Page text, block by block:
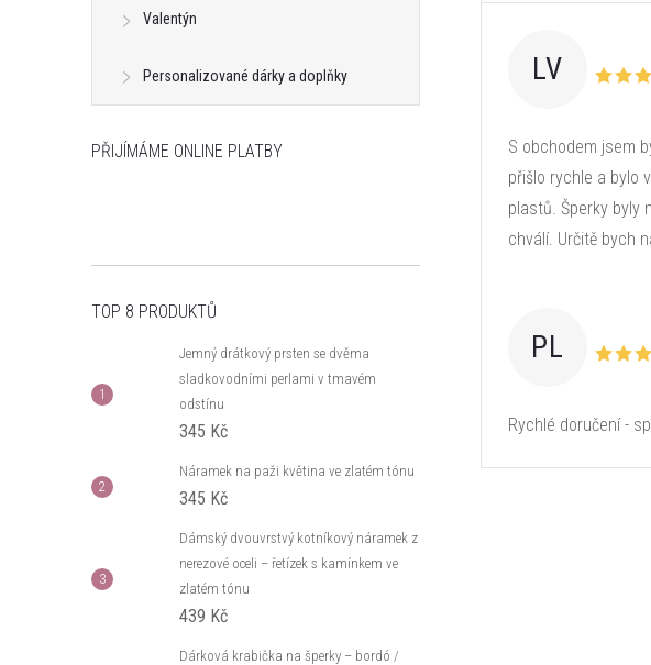
Valentýn
Personalizované dárky a doplňky
PŘIJÍMÁME ONLINE PLATBY
TOP 8 PRODUKTŮ
Jemný drátkový prsten se dvěma
sladkovodními perlami v tmavém
odstínu
345 Kč
Náramek na paži květina ve zlatém tónu
345 Kč
Dámský dvouvrstvý kotníkový náramek z
nerezové oceli – řetízek s kamínkem ve
zlatém tónu
439 Kč
Dárková krabička na šperky – bordó /
LV
S obchodem jsem
přišlo rychle a bylo
plastů. Šperky byly
chválí. Určitě bych
PL
Rychlé doručení -